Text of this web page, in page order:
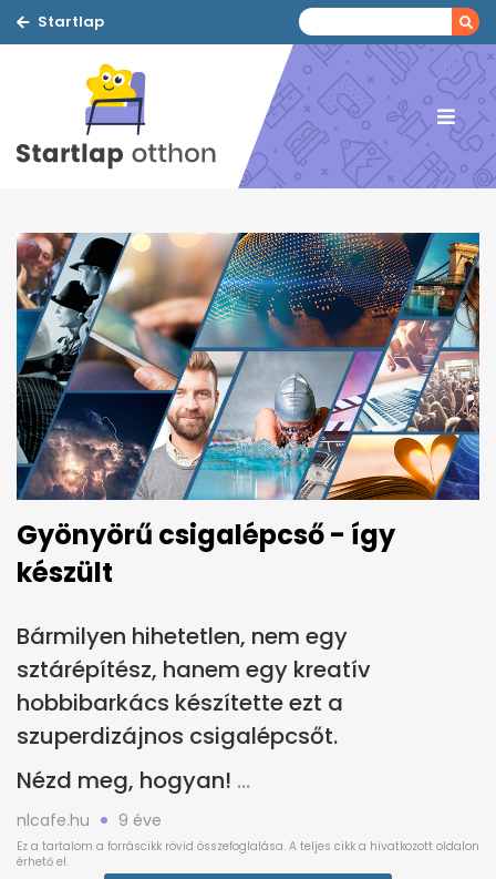
Startlap
Gyönyörű csigalépcső - így
készült
Bármilyen hihetetlen, nem egy
sztárépítész, hanem egy kreatív
hobbibarkács készítette ezt a
szuperdizájnos csigalépcsőt.
Nézd meg, hogyan!
nlcafe.hu 9 éve